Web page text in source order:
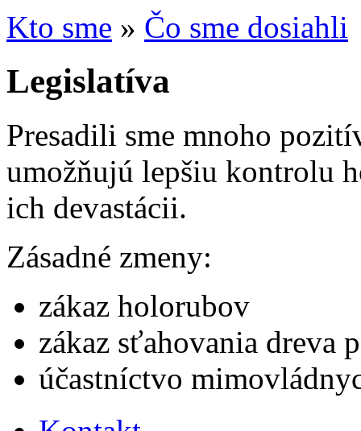
Kto sme » Čo sme dosiahli
Legislatíva
Presadili sme mnoho
umožňujú lepšiu kontrolu
ich devastácii.
Zásadné zmeny:
zákaz holorubov
zákaz sťahovania dreva
účastníctvo